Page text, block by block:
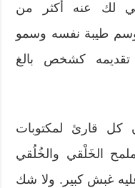
لك عنه أكثر من
طيبة نفسه وسمو
تقديمه كشخص بالغ
كل قارئ لمكتوبات
الخَلْقي والخُلُقي
غبش كبير. ولا شك